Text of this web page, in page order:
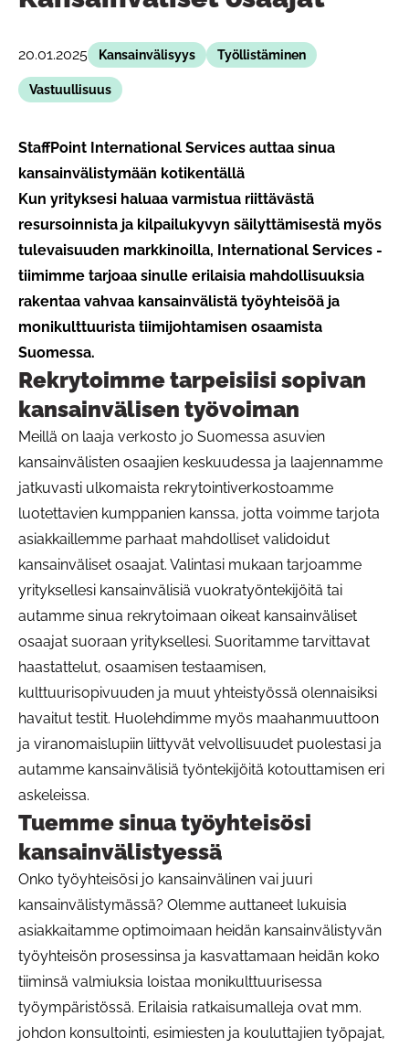
20.01.2025 Kansainvälisyys Työllistäminen
Vastuullisuus
StaffPoint International Services auttaa sinua
kansainvälistymään kotikentällä
Kun yrityksesi haluaa varmistua riittävästä
resursoinnista ja kilpailukyvyn säilyttämisestä myös
tulevaisuuden markkinoilla, International Services -
tiimimme tarjoaa sinulle erilaisia mahdollisuuksia
rakentaa vahvaa kansainvälistä työyhteisöä ja
monikulttuurista tiimijohtamisen osaamista
Suomessa.
Rekrytoimme tarpeisiisi sopivan
kansainvälisen työvoiman
Meillä on laaja verkosto jo Suomessa asuvien
kansainvälisten osaajien keskuudessa ja laajennamme
jatkuvasti ulkomaista rekrytointiverkostoamme
luotettavien kumppanien kanssa, jotta voimme tarjota
asiakkaillemme parhaat mahdolliset validoidut
kansainväliset osaajat. Valintasi mukaan tarjoamme
yrityksellesi kansainvälisiä vuokratyöntekijöitä tai
autamme sinua rekrytoimaan oikeat kansainväliset
osaajat suoraan yrityksellesi. Suoritamme tarvittavat
haastattelut, osaamisen testaamisen,
kulttuurisopivuuden ja muut yhteistyössä olennaisiksi
havaitut testit. Huolehdimme myös maahanmuuttoon
ja viranomaislupiin liittyvät velvollisuudet puolestasi ja
autamme kansainvälisiä työntekijöitä kotouttamisen eri
askeleissa.
Tuemme sinua työyhteisösi
kansainvälistyessä
Onko työyhteisösi jo kansainvälinen vai juuri
kansainvälistymässä? Olemme auttaneet lukuisia
asiakkaitamme optimoimaan heidän kansainvälistyvän
työyhteisön prosessinsa ja kasvattamaan heidän koko
tiiminsä valmiuksia loistaa monikulttuurisessa
työympäristössä. Erilaisia ratkaisumalleja ovat mm.
johdon konsultointi, esimiesten ja kouluttajien työpajat,